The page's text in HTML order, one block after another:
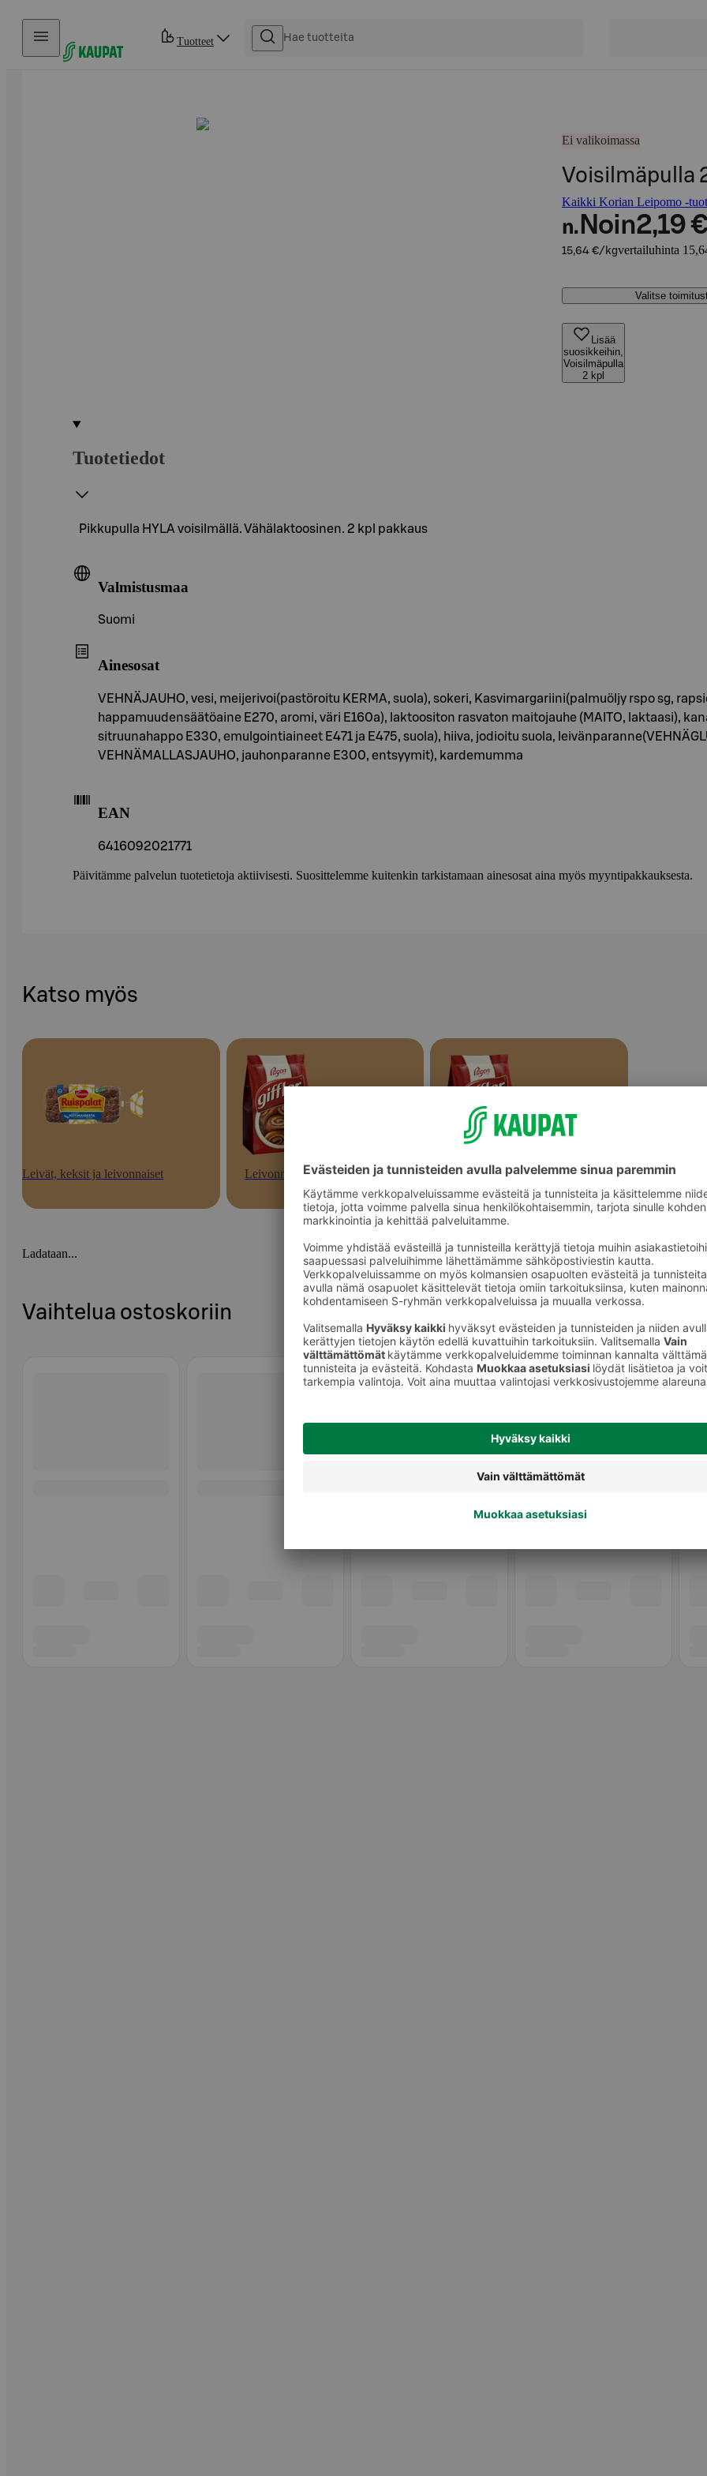
Hyppää sisältöön
Tuotteet
Ei valikoimassa
Voisilmäpulla
Kaikki Korian Leipomo -
n. Noin2,19 €
15,64 €/kgvertailuhinta
Valitse
Lisää
suosikkeihin,
Voisilmäpulla
2 kpl
Tuotetiedot
Pikkupulla HYLA voisilmällä. Vähälaktoosinen. 2 kpl pakkaus
Valmistusmaa
Suomi
Ainesosat
VEHNÄJAUHO, vesi, meijerivoi(pastöroitu KERMA, suola), sokeri, Kasvimargariini(palmuöljy rspo sg,
happamuudensäätöaine E270, aromi, väri E160a), laktoositon rasvaton maitojauhe (MAITO, laktaasi),
sitruunahappo E330, emulgointiaineet E471 ja E475, suola), hiiva, jodioitu suola,
VEHNÄMALLASJAUHO, jauhonparanne E300, entsyymit), kardemumma
EAN
6416092021771
Päivitämme palvelun tuotetietoja aktiivisesti. Suosittelemme kuitenkin tarkistamaan ainesosat aina myös myyntipakkauksesta.
Katso myös
Leivät, keksit ja leivonnaiset Leivonnaiset Pullat
Ladataan...
Vaihtelua ostoskoriin